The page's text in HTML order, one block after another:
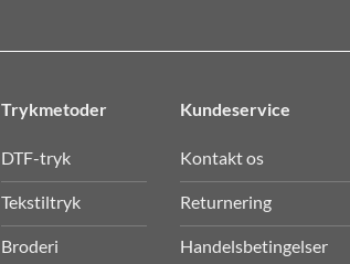
Trykmetoder
DTF-tryk
Tekstiltryk
Broderi
Kundeservice
Kontakt os
Returnering
Handelsbetingelser